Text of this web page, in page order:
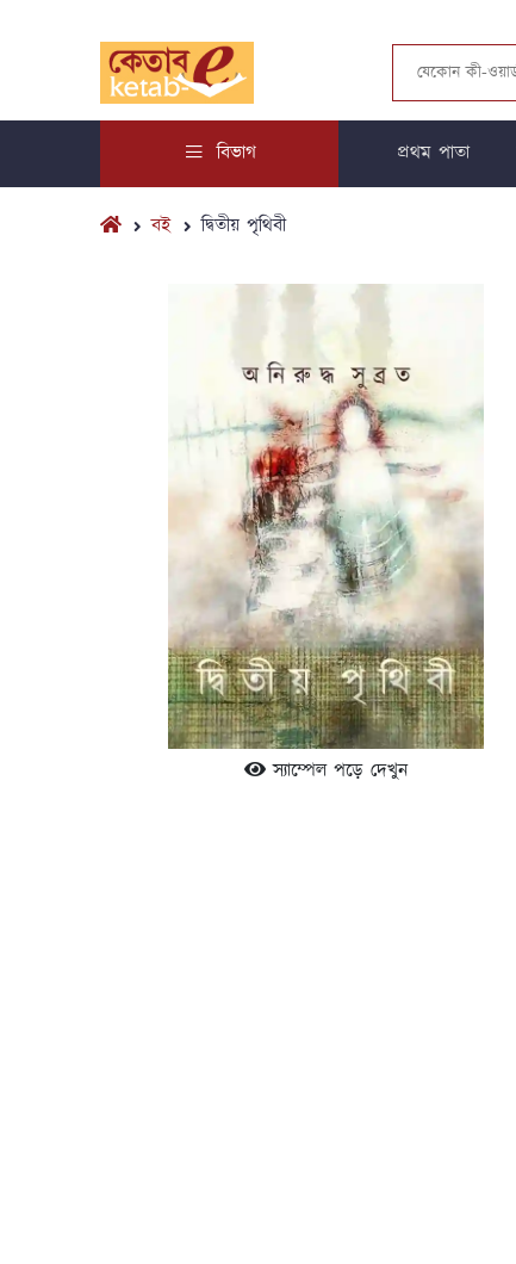
বিভাগ প্রথম পাতা
বই দ্বিতীয় পৃথিবী
স্যাম্পেল পড়ে দেখুন